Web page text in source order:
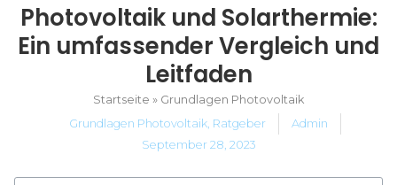
Photovoltaik und Solarthermie:
Ein umfassender Vergleich und
Leitfaden
Startseite » Grundlagen Photovoltaik
Grundlagen Photovoltaik, Ratgeber
Admin
September 28, 2023